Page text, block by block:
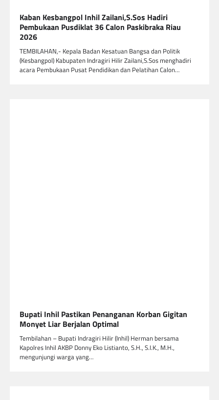
Kaban Kesbangpol Inhil Zailani,S.Sos Hadiri
Pembukaan Pusdiklat 36 Calon Paskibraka Riau
2026
TEMBILAHAN,- Kepala Badan Kesatuan Bangsa dan Politik
(Kesbangpol) Kabupaten Indragiri Hilir Zailani,S.Sos menghadiri
acara Pembukaan Pusat Pendidikan dan Pelatihan Calon…
Bupati Inhil Pastikan Penanganan Korban Gigitan
Monyet Liar Berjalan Optimal
Tembilahan – Bupati Indragiri Hilir (Inhil) Herman bersama
Kapolres Inhil AKBP Donny Eko Listianto, S.H., S.I.K., M.H.,
mengunjungi warga yang…